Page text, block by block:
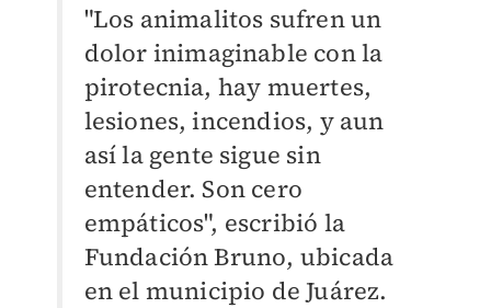
"Los animalitos sufren un
dolor inimaginable con la
pirotecnia, hay muertes,
lesiones, incendios, y aun
así la gente sigue sin
entender. Son cero
empáticos", escribió la
Fundación Bruno, ubicada
en el municipio de Juárez.